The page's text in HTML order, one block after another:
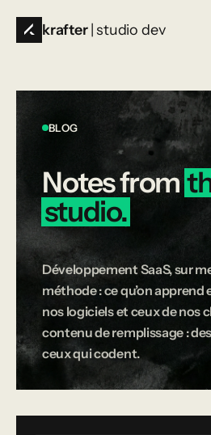
krafter | studio dev
BLOG
Notesfrom
studio.
Développement SaaS, sur
méthode : ce qu’on
nos logiciels et ceux de nos
contenu de remplissage :
ceux qui codent.